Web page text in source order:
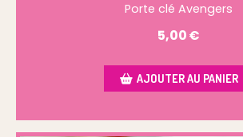
Porte clé Avengers
5,00€
AJOUTER AU PANIER